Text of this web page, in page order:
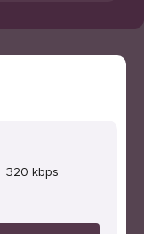
320 kbps